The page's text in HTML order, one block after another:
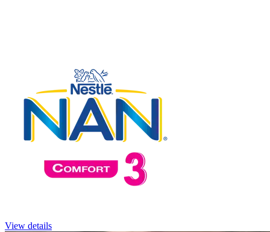
View details